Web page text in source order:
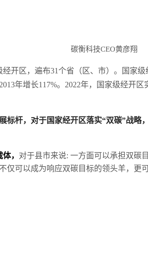
碳衡科技CEO黄彦翔
开区，遍布31个省（区、市）。国家
年增长117%。2022年，国家级经开
杆，对于国家经开区落实“双碳”战略
， 对于县市来说: 一方面可以承担双碳
可以成为响应双碳目标的领头羊，更